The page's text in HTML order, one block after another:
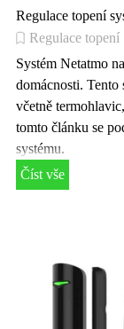
Regulace topení
Regulace topení
Systém Netatmo
domácnosti. Tento
včetně
tomto článku se
systému.
Číst vše